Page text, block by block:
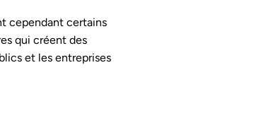
cependant certains
qui créent des
et les entreprises